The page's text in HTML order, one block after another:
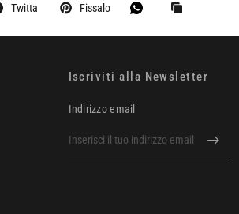
Twitta Fissalo
Iscriviti alla Newsletter
Indirizzo email